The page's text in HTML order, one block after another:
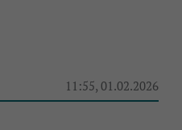
11:55, 01.02.2026